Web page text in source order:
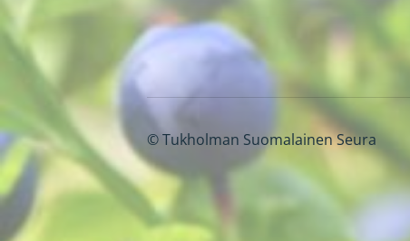
©Tukholman Suomalainen Seura